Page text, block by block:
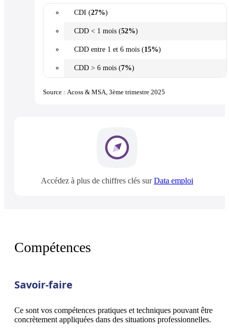
CDI (27%)
CDD < 1 mois (52%)
CDD entre 1 et 6 mois (15%)
CDD > 6 mois (7%)
Source : Acoss & MSA, 3ème trimestre 2025
Accédez à plus de chiffres clés surData emploi
Compétences
Savoir-faire
Ce sont vos compétences pratiques et techniques pouvant être
concrètement appliquées dans des situations professionnelles.